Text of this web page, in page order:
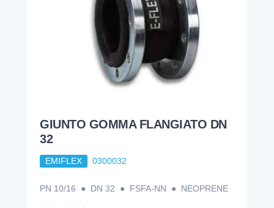
GIUNTO GOMMA FLANGIATO DN
32
EMIFLEX 0300032
PN 10/16 ● DN 32 ● FSFA-NN ● NEOPRENE